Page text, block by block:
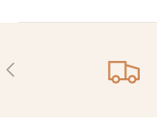
INDIETRO